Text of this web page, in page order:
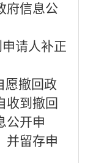
府信息公
请人补正
愿撤回政
收到撤回
公开申
并留存申